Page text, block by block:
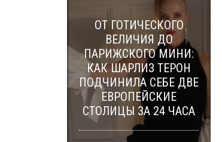
ОТ ГОТИЧЕСКОГО
ВЕЛИЧИЯ ДО
ПАРИЖСКОГО МИНИ:
КАК ШАРЛИЗ ТЕРОН
ПОДЧИНИЛА СЕБЕ ДВЕ
ЕВРОПЕЙСКИЕ
СТОЛИЦЫ ЗА 24 ЧАСА